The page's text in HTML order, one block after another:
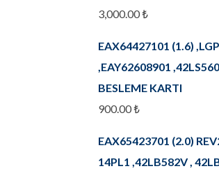
3,000.00₺
EAX64427101 (1.6)
,EAY62608901
BESLEME KARTI
900.00₺
EAX65423701 (2.0)
14PL1 ,42LB582V ,